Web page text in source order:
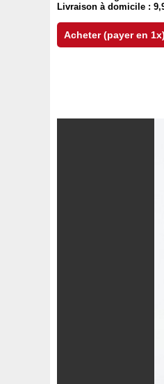
Livraison à domicile :
Acheter (payer en 1x)